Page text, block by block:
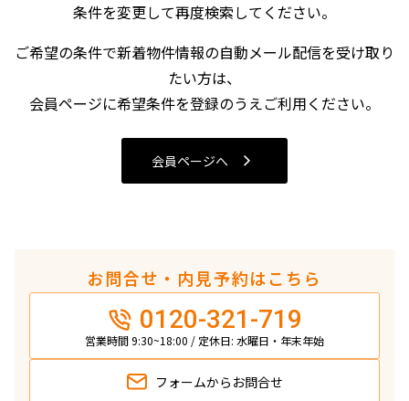
1R〜1K
1DK〜1LDK
3LDK
4LDK〜
新築
3年以内
10年以内
15年以内
20年以内
30年以内
条件を変更して再度検索してください。
ご希望の条件で新着物件情報の自動メール配信を受け取り
たい方は、
会員ページに希望条件を登録のうえご利用ください。
会員ページへ
お問合せ・内見予約はこちら
0120-321-719
営業時間 9:30~18:00 / 定休日: 水曜日・年末年始
フォームから お問合せ